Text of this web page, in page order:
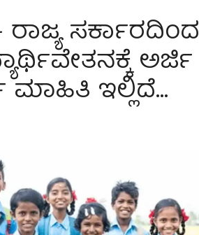
ರಾಜ್ಯ ಸರ್ಕಾರದಿಂದ
ಅರ್ಜಿ
ಮಾಹಿತಿ ಇಲ್ಲಿದೆ…